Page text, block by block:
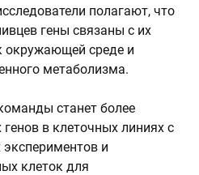
полагают, что
гены связаны с их
окружающей среде и
метаболизма.
станет более
генов в клеточных линиях с
и
клеток для